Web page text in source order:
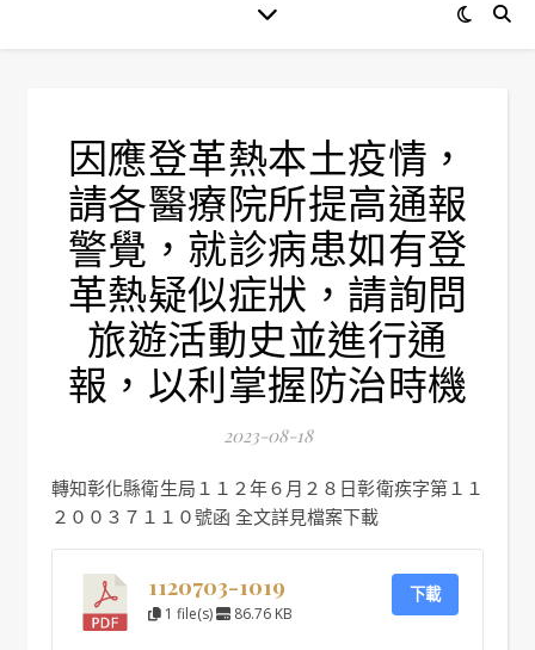
因應登革熱本土疫情，
請各醫療院所提高通報
警覺，就診病患如有登
革熱疑似症狀，請詢問
旅遊活動史並進行通
報，以利掌握防治時機
2023-08-18
轉知彰化縣衛生局１１２年６月２８日彰衛疾字第１１
２００３７１１０號函 全文詳見檔案下載
1120703-1019
1 file(s) 86.76 KB
下載